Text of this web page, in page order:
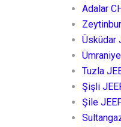
Adalar
Üsküdar
Tuzla
Şişli
Şile